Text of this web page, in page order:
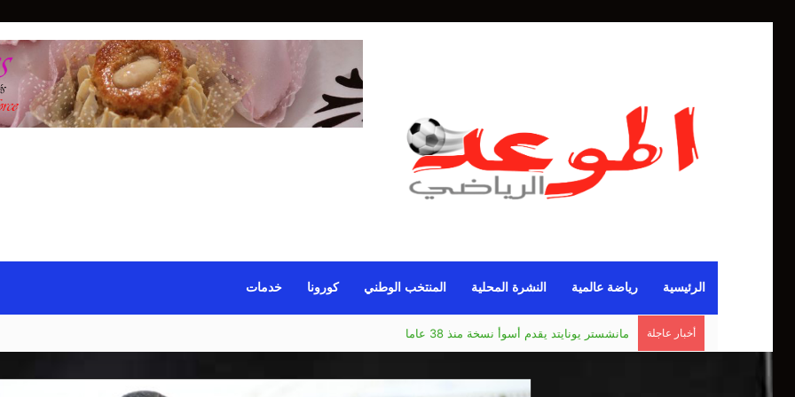
الرئيسية رياضة عالمية النشرة المحلية المنتخب الوطني كورونا خدمات
أخبار عاجلة مانشستر يونايتد يقدم أسوأ نسخة منذ 38 عاما